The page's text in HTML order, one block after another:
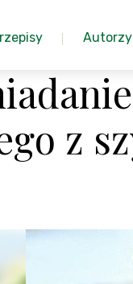
Autorzy
z